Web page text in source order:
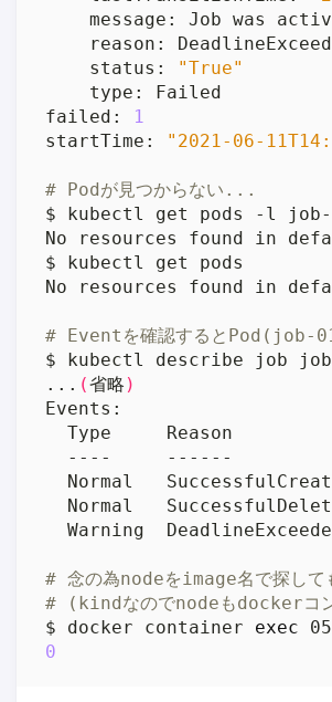
    status:
"True"
failed: 1
startTime: "2021-06-
# Podが見つからない...
$ kubectl get pods -l job-
# Eventを確認するとPod(job-
... (省略 )
# 念の為nodeをimage名で探して
# (kindなのでnodeもdockerコ
$ docker container exec
0